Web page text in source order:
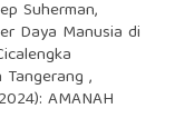
Suherman,
Daya Manusia di
,
AMANAH